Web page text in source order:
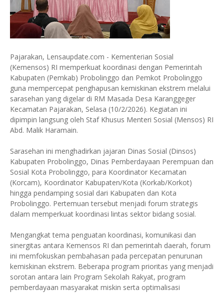
Pajarakan, Lensaupdate.com - Kementerian Sosial
(Kemensos) RI memperkuat koordinasi dengan Pemerintah
Kabupaten (Pemkab) Probolinggo dan Pemkot Probolinggo
guna mempercepat penghapusan kemiskinan ekstrem melalui
sarasehan yang digelar di RM Masada Desa Karanggeger
Kecamatan Pajarakan, Selasa (10/2/2026). Kegiatan ini
dipimpin langsung oleh Staf Khusus Menteri Sosial (Mensos) RI
Abd. Malik Haramain.
Sarasehan ini menghadirkan jajaran Dinas Sosial (Dinsos)
Kabupaten Probolinggo, Dinas Pemberdayaan Perempuan dan
Sosial Kota Probolinggo, para Koordinator Kecamatan
(Korcam), Koordinator Kabupaten/Kota (Korkab/Korkot)
hingga pendamping sosial dari Kabupaten dan Kota
Probolinggo. Pertemuan tersebut menjadi forum strategis
dalam memperkuat koordinasi lintas sektor bidang sosial.
Mengangkat tema penguatan koordinasi, komunikasi dan
sinergitas antara Kemensos RI dan pemerintah daerah, forum
ini memfokuskan pembahasan pada percepatan penurunan
kemiskinan ekstrem. Beberapa program prioritas yang menjadi
sorotan antara lain Program Sekolah Rakyat, program
pemberdayaan masyarakat miskin serta optimalisasi